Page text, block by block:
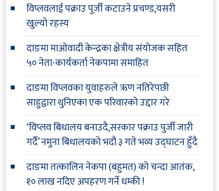
विप्लवलाई पक्राउ पुर्जी कटाउने प्रचण्ड,यसरी
खुल्यो रहस्य
दाङमा माओवादी केन्द्रका क्षेत्रीय संयोजक सहित
५० नेता-कार्यकर्ता नेकपामा समाहित
दाङमा विप्लवका युवाहरुले ऋण नतिरेपछी
साहुद्वारा थुनिएका एक परिवारको उद्दार गरे
‘विप्लव बिधालय बनाउदै,सरकार पक्राउ पुर्जी जारी
गर्दै’ नमुना बिधालयको भदौ ३ गते भव्य उद्घाटन हुँदै
दाङमा तत्कालिन नेकपा (बहुमत) को चन्दा आतंक,
१० लाख नदिए अपहरण गर्ने धम्की !